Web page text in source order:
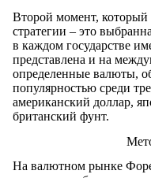
Второй момент, который
стратегии – это
в каждом государстве
представлена и на
определенные валюты,
популярностью среди
американский доллар,
британский фунт.
На валютном рынке